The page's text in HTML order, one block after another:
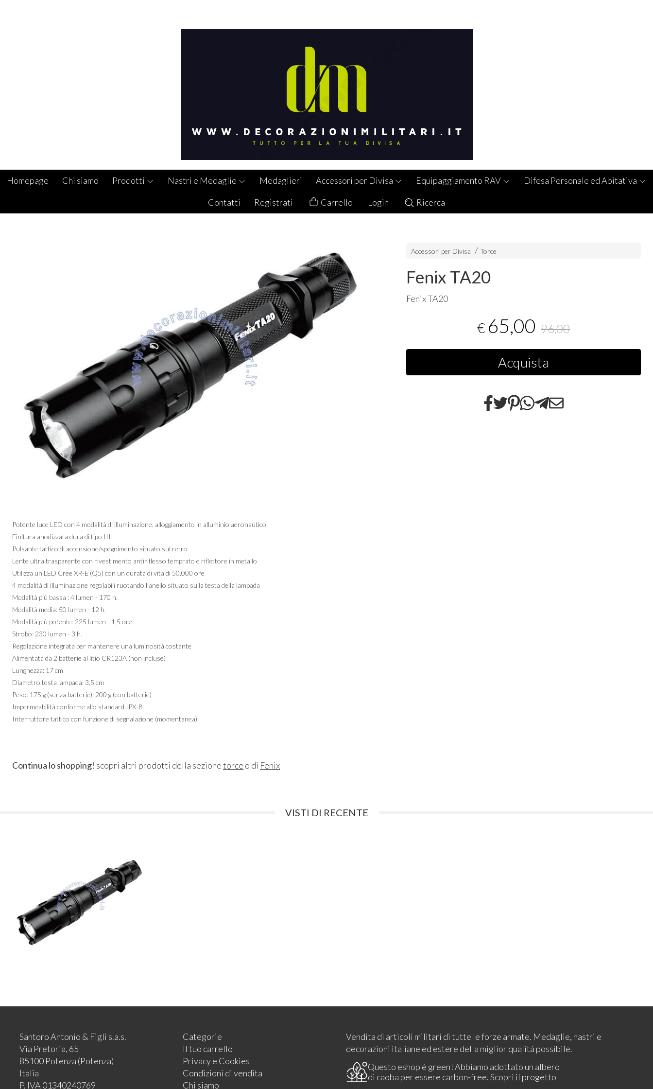
Homepage Chi siamo Prodotti Nastri e Medaglie Medaglieri Accessori per Divisa Equipaggiamento RAV Difesa Personale ed Abitativa
Contatti Registrati Carrello Login Ricerca
Potente luce LED con 4 modalità di illuminazione, alloggiamento in alluminio aeronautico
Finitura anodizzata dura di tipo III
Pulsante tattico di accensione/spegnimento situato sul retro
Lente ultra trasparente con rivestimento antiriflesso temprato e riflettore in metallo
Utilizza un LED Cree XR-E (Q5) con un durata di vita di 50.000 ore
4 modalità di illuminazione regolabili ruotando l'anello situato sulla testa della lampada
Modalità più bassa : 4 lumen - 170 h.
Modalità media: 50 lumen - 12 h.
Modalità più potente: 225 lumen - 1,5 ore.
Strobo: 230 lumen - 3 h.
Regolazione integrata per mantenere una luminosità costante
Alimentata da 2 batterie al litio CR123A (non incluse)
Lunghezza: 17 cm
Diametro testa lampada: 3,5 cm
Peso: 175 g (senza batterie), 200 g (con batterie)
Impermeabilità conforme allo standard IPX-8
Interruttore tattico con funzione di segnalazione (momentanea)
Accessori per Divisa Torce
Fenix TA20
Fenix TA20
€ 65,00 96,00
Acquista
Continua lo shopping! scopri altri prodotti della sezionetorce o di Fenix
VISTI DI RECENTE
Santoro Antonio & Figli s.a.s.
Via Pretoria, 65
85100 Potenza (Potenza)
Italia
P. IVA 01340240769
Categorie
Il tuo carrello
Privacy e Cookies
Condizioni di vendita
Chi siamo
Vendita di articoli militari di tutte le forze armate. Medaglie, nastri e
decorazioni italiane ed estere della miglior qualità possibile.
Questo eshop è green! Abbiamo adottato un albero
di caoba per essere carbon-free.Scopri il progetto